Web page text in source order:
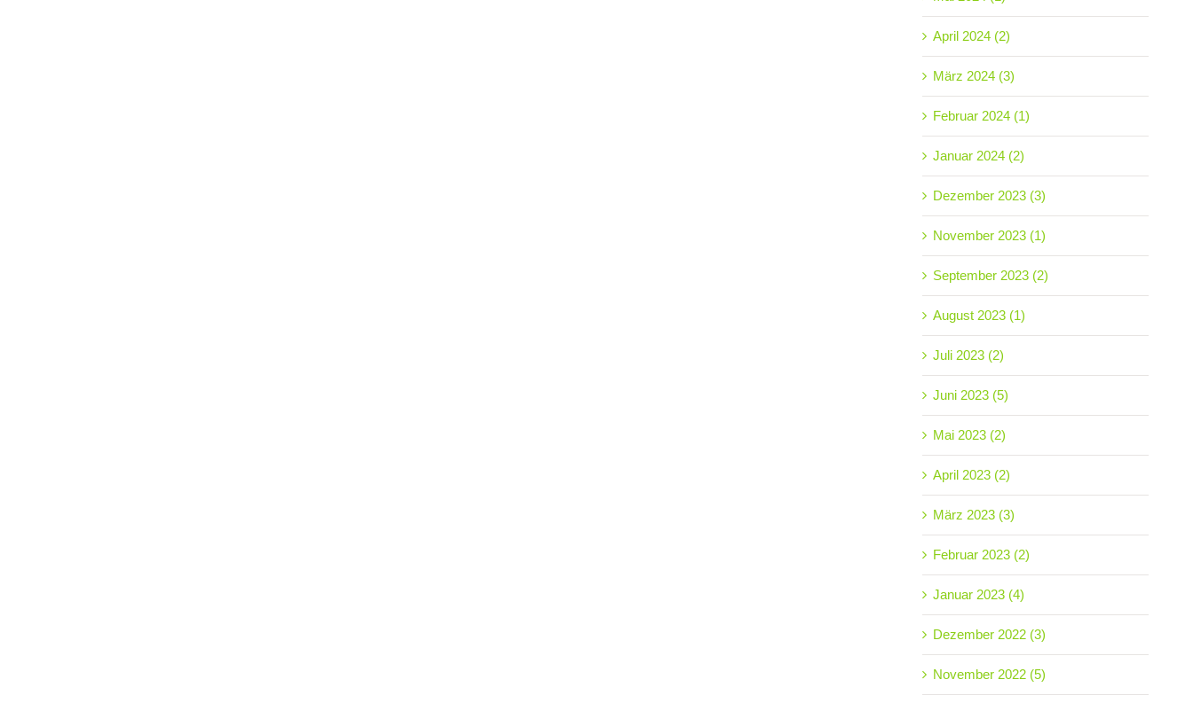
April 2024 (2)
März 2024 (3)
Februar 2024 (1)
Januar 2024 (2)
Dezember 2023 (3)
November 2023 (1)
September 2023 (2)
August 2023 (1)
Juli 2023 (2)
Juni 2023 (5)
Mai 2023 (2)
April 2023 (2)
März 2023 (3)
Februar 2023 (2)
Januar 2023 (4)
Dezember 2022 (3)
November 2022 (5)